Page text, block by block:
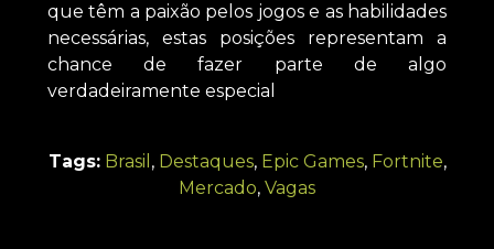
que têm a paixão pelos jogos e as habilidades
necessárias, estas posições representam a
chance de fazer parte de algo
verdadeiramente especial
Tags: Brasil , Destaques, Epic Games, Fortnite,
Mercado, Vagas